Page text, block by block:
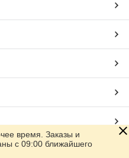
время. Заказы и
с 09:00 ближайшего